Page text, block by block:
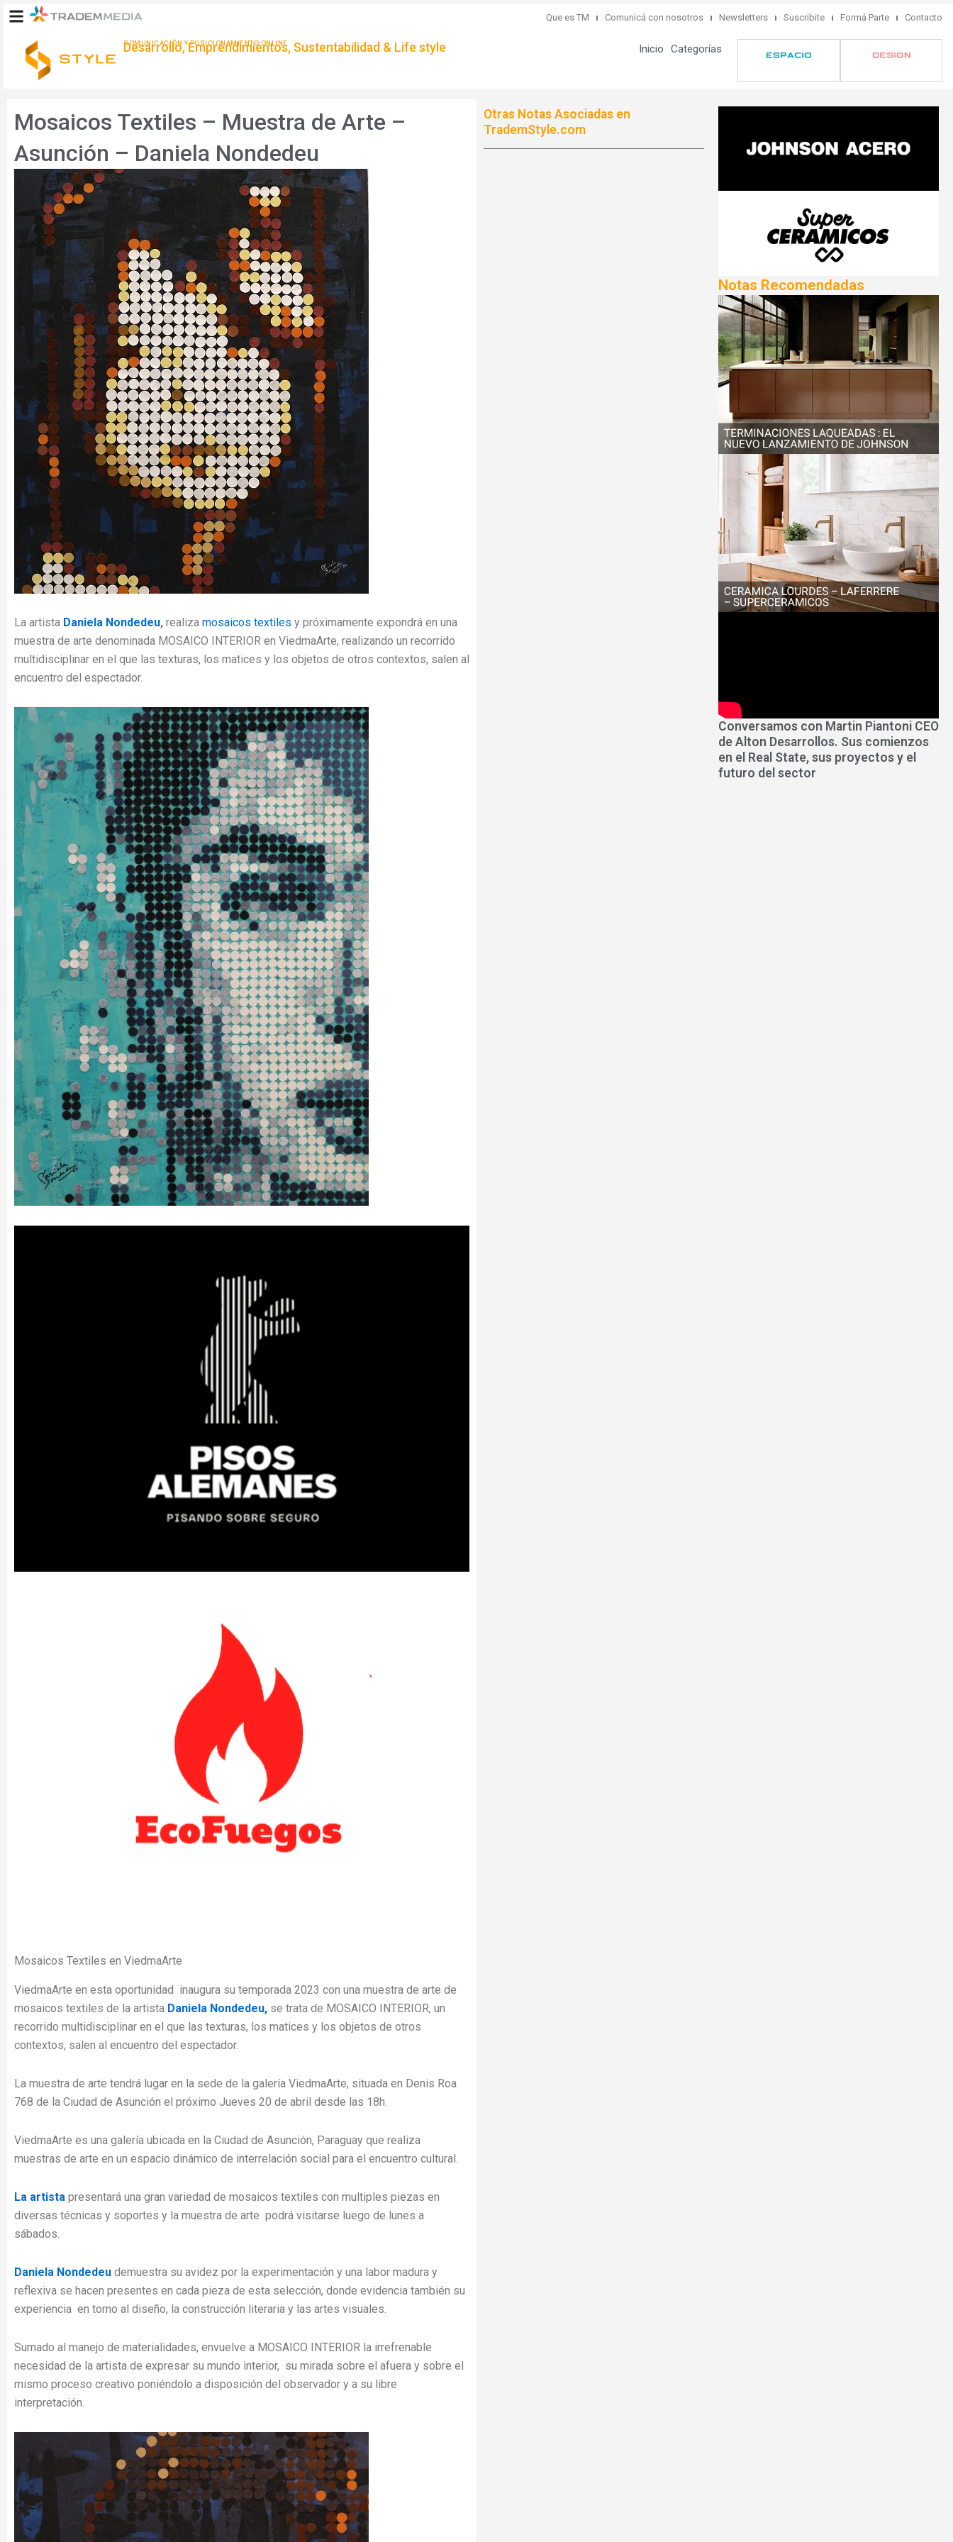
contenido
Que es TM Comunicá con nosotros Newsletters Suscribite Formá Parte Contacto
COMUNICACIÓN Y POSICIONAMIENTO ONLINE
Desarrollo, Emprendimientos, Sustentabilidad & Life style Inicio Categorías
Mosaicos Textiles – Muestra de Arte –
Asunción – Daniela Nondedeu
La artista Daniela Nondedeu, realiza mosaicos textiles y próximamente expondrá en una
muestra de arte denominada MOSAICO INTERIOR en ViedmaArte, realizando un recorrido
multidisciplinar en el que las texturas, los matices y los objetos de otros contextos, salen al
encuentro del espectador.
Mosaicos Textiles en ViedmaArte
ViedmaArte en esta oportunidad inaugura su temporada 2023 con una muestra de arte de
mosaicos textiles de la artista Daniela Nondedeu, se trata de MOSAICO INTERIOR, un
recorrido multidisciplinar en el que las texturas, los matices y los objetos de otros
contextos, salen al encuentro del espectador.
La muestra de arte tendrá lugar en la sede de la galería ViedmaArte, situada en Denis Roa
768 de la Ciudad de Asunción el próximo Jueves 20 de abril desde las 18h.
ViedmaArte es una galería ubicada en la Ciudad de Asunción, Paraguay que realiza
muestras de arte en un espacio dinámico de interrelación social para el encuentro cultural.
La artista presentará una gran variedad de mosaicos textiles con multiples piezas en
diversas técnicas y soportes y la muestra de arte podrá visitarse luego de lunes a
sábados.
Daniela Nondedeu demuestra su avidez por la experimentación y una labor madura y
reflexiva se hacen presentes en cada pieza de esta selección, donde evidencia también su
experiencia en torno al diseño, la construcción literaria y las artes visuales.
Sumado al manejo de materialidades, envuelve a MOSAICO INTERIOR la irrefrenable
necesidad de la artista de expresar su mundo interior, su mirada sobre el afuera y sobre el
mismo proceso creativo poniéndolo a disposición del observador y a su libre
interpretación.
Otras Notas Asociadas en
TrademStyle.com
Notas Recomendadas
Conversamos con Martin Piantoni CEO
de Alton Desarrollos. Sus comienzos
en el Real State, sus proyectos y el
futuro del sector